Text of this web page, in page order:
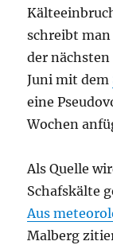
schreibt
der nächsten
Juni mit dem
eine
Wochen
Als Quelle
Schafskälte
Aus
Malberg